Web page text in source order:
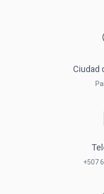
Ciudad
+507